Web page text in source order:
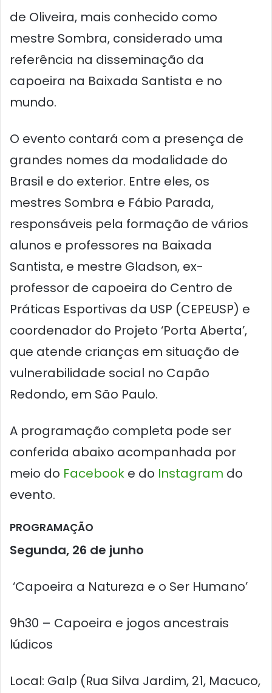
de Oliveira, mais conhecido como
mestre Sombra, considerado uma
referência na disseminação da
capoeira na Baixada Santista e no
mundo.
O evento contará com a presença de
grandes nomes da modalidade do
Brasil e do exterior. Entre eles, os
mestres Sombra e Fábio Parada,
responsáveis pela formação de vários
alunos e professores na Baixada
Santista, e mestre Gladson, ex-
professor de capoeira do Centro de
Práticas Esportivas da USP (CEPEUSP) e
coordenador do Projeto ‘Porta Aberta’,
que atende crianças em situação de
vulnerabilidade social no Capão
Redondo, em São Paulo.
A programação completa pode ser
conferida abaixo acompanhada por
meio do Facebook e do Instagram do
evento.
PROGRAMAÇÃO
Segunda, 26 de junho
‘Capoeira a Natureza e o Ser Humano’
9h30 – Capoeira e jogos ancestrais
lúdicos
Local: Galp (Rua Silva Jardim, 21, Macuco,